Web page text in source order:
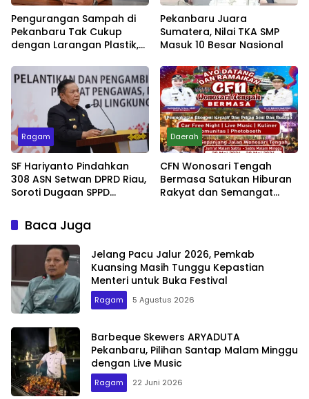
Pengurangan Sampah di
Pekanbaru Tak Cukup
dengan Larangan Plastik,
Jadi Penentu
Pekanbaru Juara
Sumatera, Nilai TKA SMP
Masuk 10 Besar Nasional
Ragam
SF Hariyanto Pindahkan
308 ASN Setwan DPRD Riau,
Soroti Dugaan SPPD
Daerah
CFN Wonosari Tengah
Bermasa Satukan Hiburan
Rakyat dan Semangat
Baca Juga
Jelang Pacu Jalur 2026, Pemkab
Kuansing Masih Tunggu Kepastian
Menteri untuk Buka Festival
Ragam 5 Agustus 2026
Barbeque Skewers ARYADUTA
Pekanbaru, Pilihan Santap Malam Minggu
dengan Live Music
Ragam 22 Juni 2026